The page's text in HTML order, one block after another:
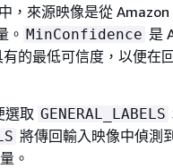
，來源映像是從 Amazon
。 MinConfidence 是
的最低可信度，以便在
選取 GENERAL_LABELS
將傳回輸入映像中偵測
。